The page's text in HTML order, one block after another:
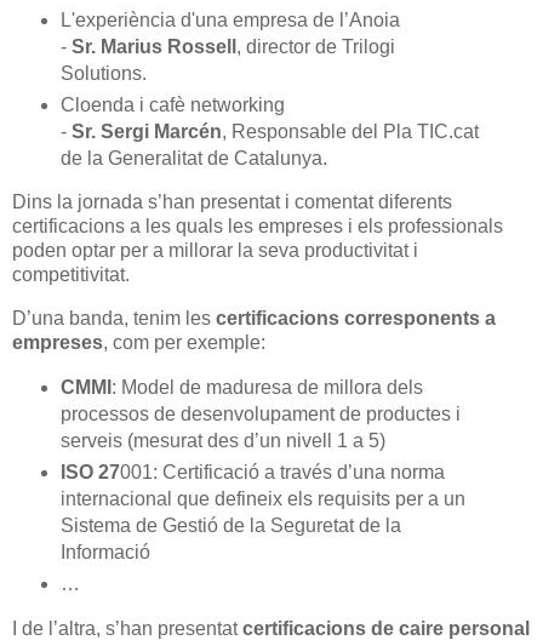
L'experiència d'una empresa de l’Anoia
-Sr. Marius Rossell , director de Trilogi
Solutions.
Cloenda i cafè networking
- Sr. Sergi Marcén, Responsable del Pla TIC.cat
de la Generalitat de Catalunya.
Dins la jornada s’han presentat i comentat diferents
certificacions a les quals les empreses i els professionals
poden optar per a millorar la seva productivitat i
competitivitat.
D’una banda, tenim les certificacions corresponents a
empreses, com per exemple:
CMMI : Model de maduresa de millora dels
processos de desenvolupament de productes i
serveis (mesurat des d’un nivell 1 a 5)
ISO 27001: Certificació a través d’una norma
internacional que defineix els requisits per a un
Sistema de Gestió de la Seguretat de la
Informació
…
I de l’altra, s’han presentatcertificacions de caire personal